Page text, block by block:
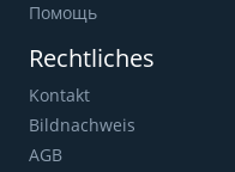
Помощь
Rechtliches
Kontakt
Bildnachweis
AGB